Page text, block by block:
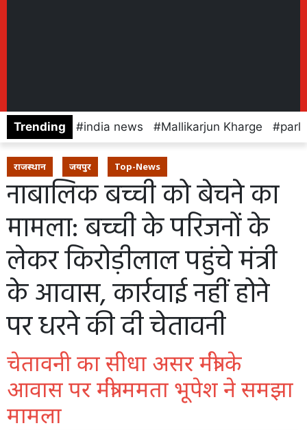
Trending india news Mallikarjun Kharge
राजस्थान जयपुर Top-News
नाबालिक बच्ची को बेचने का
मामला: बच्ची के परिजनों के
लेकर किरोड़ीलाल पहुंचे मंत्री
के आवास, कार्रवाई नहीं होने
पर धरने की दी चेतावनी
चेतावनी का सीधा असर मंत्री के
आवास पर मंत्री ममता भूपेश ने समझा
मामला